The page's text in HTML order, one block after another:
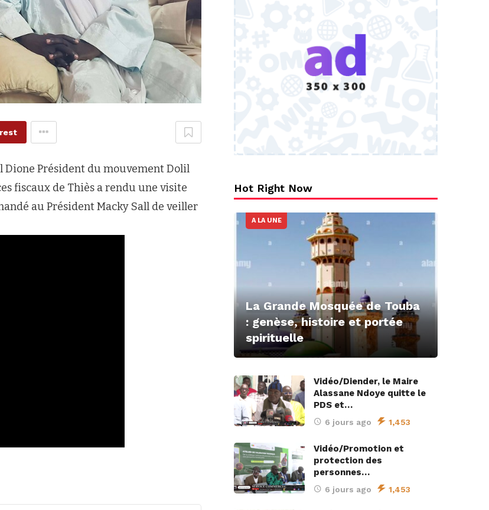
Dione Président du mouvement Dolil
fiscaux de Thiès a rendu une visite
au Président Macky Sall de veiller
Hot Right Now
A LA UNE
La Grande Mosquée de Touba
: genèse, histoire et portée
spirituelle
Vidéo/Diender, le Maire
Alassane Ndoye quitte le
PDS et…
6 jours ago 1,453
Vidéo/Promotion et
protection des
personnes…
6 jours ago 1,453